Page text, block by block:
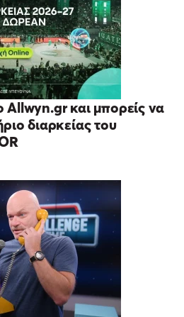
και μπορείς να
διαρκείας του